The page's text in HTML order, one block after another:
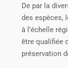
De par la
des espèces,
à l’échelle
être qualifiée
préservation